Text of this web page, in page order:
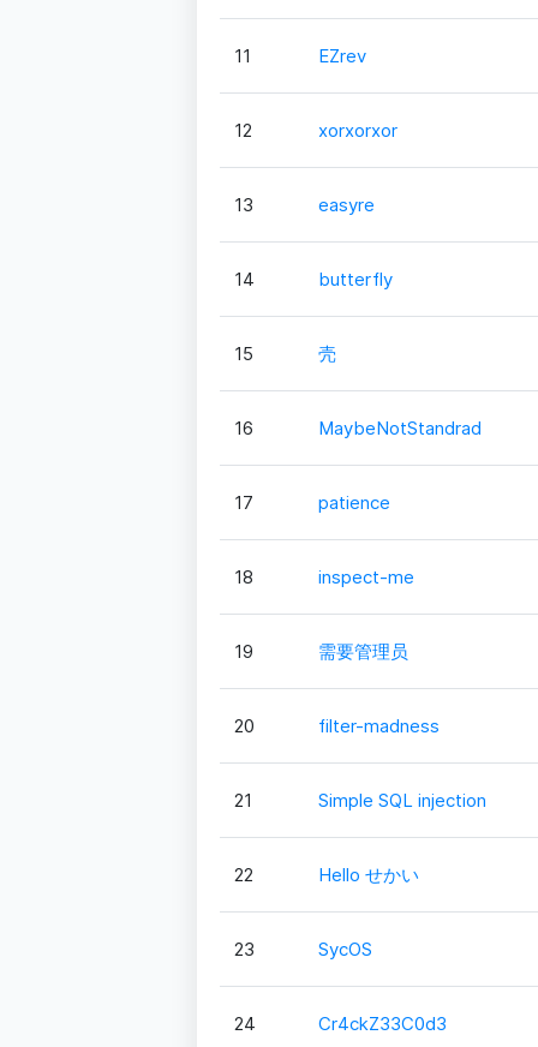
11 EZrev
12 xorxorxor
13 easyre
14 butterfly
15 壳
16 MaybeNotStandrad
17 patience
18 inspect-me
19 需要管理员
20 filter-madness
21 Simple SQL injection
22 Hello せかい
23 SycOS
24 Cr4ckZ33C0d3